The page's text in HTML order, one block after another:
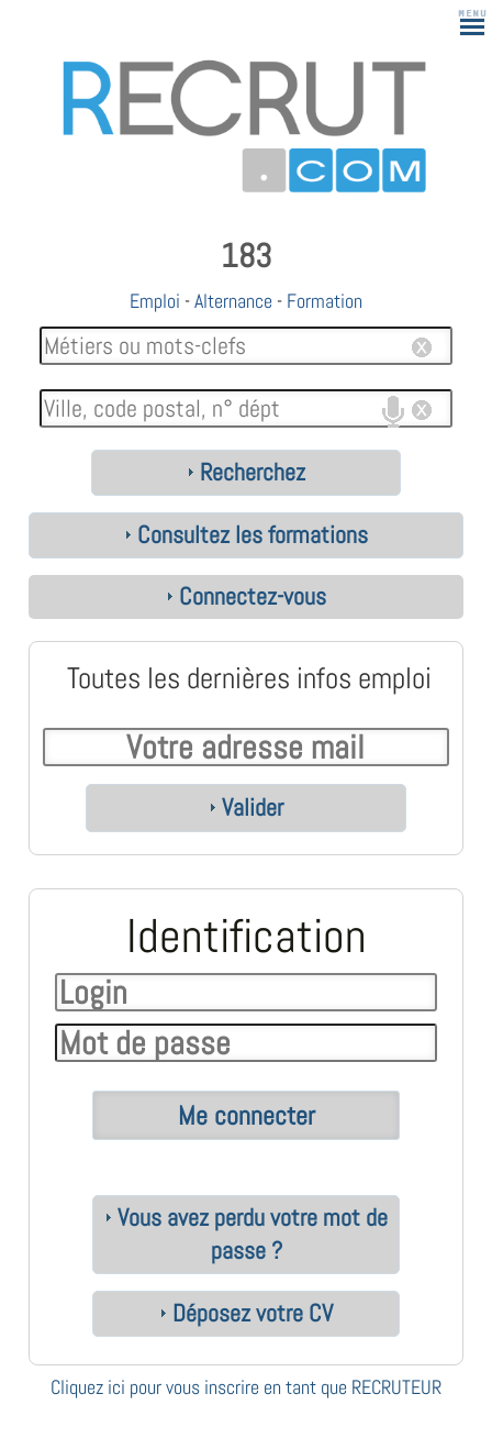
183
Emploi -Alternance - Formation
Recherchez
Consultez les formations
Connectez-vous
Toutes les dernières infos emploi
Valider
Identification
Vous avez perdu votre mot de
passe ?
Déposez votre CV
Cliquez ici pour vous inscrire en tant que RECRUTEUR